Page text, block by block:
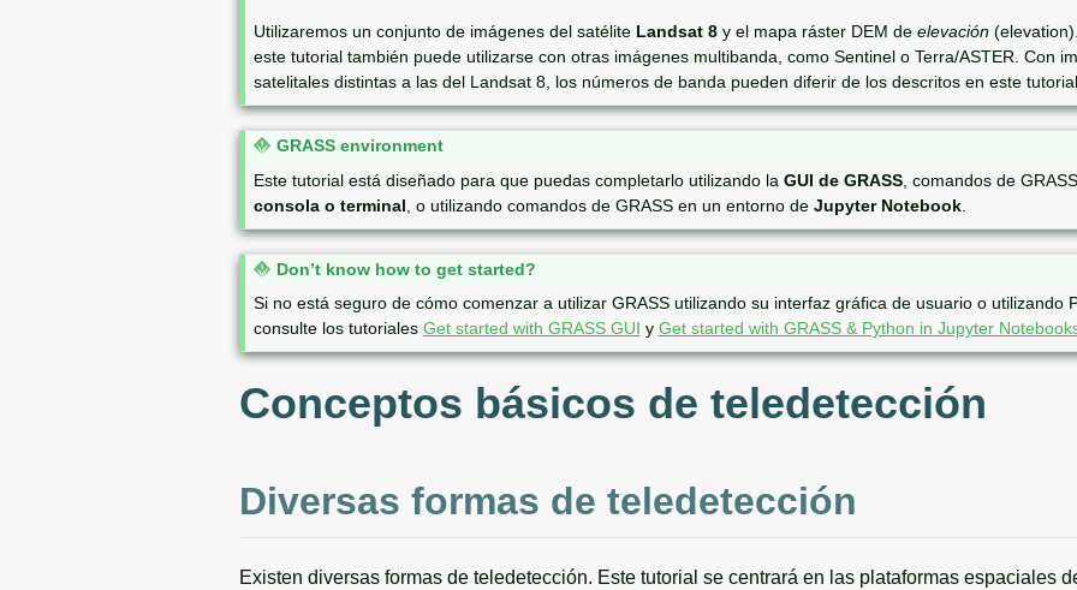
Utilizaremos un conjunto de imágenes del satélite Landsat 8y el mapa ráster DEM de elevación
este tutorial también puede utilizarse con otras imágenes multibanda, como Sentinel o Terra/ASTER. Con
satelitales distintas a las del Landsat 8, los números de banda pueden diferir de los descritos en este
N
GRASS environment
Este tutorial está diseñado para que puedas completarlo utilizando la GUI de GRASS, comandos de
consola o terminal , o utilizando comandos de GRASS en un entorno de Jupyter Notebook.
N
Don’t know how to get started?
Si no está seguro de cómo comenzar a utilizar GRASS utilizando su interfaz gráfica de usuario o utilizando
consulte los tutoriales Get started with GRASS GUI y Get started with GRASS & Python in Jupyter
Conceptos básicos de teledetección
Diversas formas de teledetección
Existen diversas formas de teledetección. Este tutorial se centrará en las plataformas espaciales